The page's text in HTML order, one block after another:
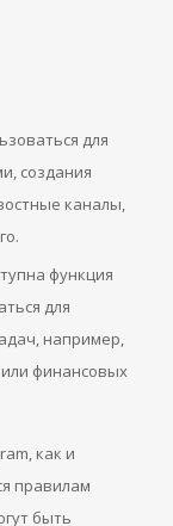
для
создания
каналы,
функция
для
например,
финансовых
как и
правилам
быть